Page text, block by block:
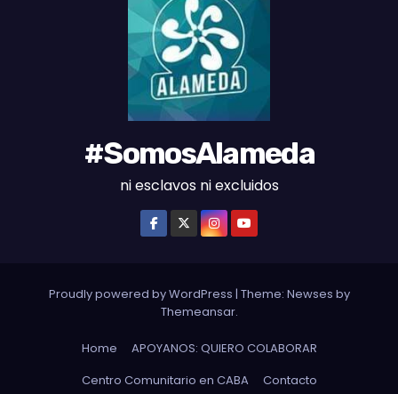
#SomosAlameda
ni esclavos ni excluidos
Proudly powered by WordPress | Theme: Newses by
Themeansar.
Home
APOYANOS: QUIERO COLABORAR
Centro Comunitario en CABA
Contacto